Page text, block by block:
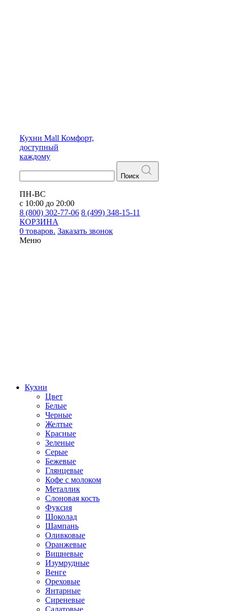
Кухни Mall Комфорт,
доступный
каждому
Поиск
ПН-ВС
с 10:00 до 20:00
8 (800) 302-77-06 8 (499) 348-15-11
КОРЗИНА
0 товаров. Заказать звонок
Меню
Кухни
Цвет
Белые
Черные
Желтые
Красные
Зеленые
Серые
Бежевые
Глянцевые
Кофе с молоком
Металлик
Слоновая кость
Фуксия
Шоколад
Шампань
Оливковые
Оранжевые
Вишневые
Изумрудные
Венге
Ореховые
Янтарные
Сиреневые
Салатовые